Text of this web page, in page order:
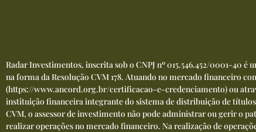
Radar Investimentos, inscrita sob o CNPJ nº 015.546.452/0001-40
na forma da Resolução CVM 178. Atuando no mercado financeiro
(https://www.ancord.org.br/certificacao-e-credenciamento) ou
instituição financeira integrante do sistema de distribuição de
CVM, o assessor de investimento não pode administrar ou gerir o
realizar operações no mercado financeiro. Na realização de